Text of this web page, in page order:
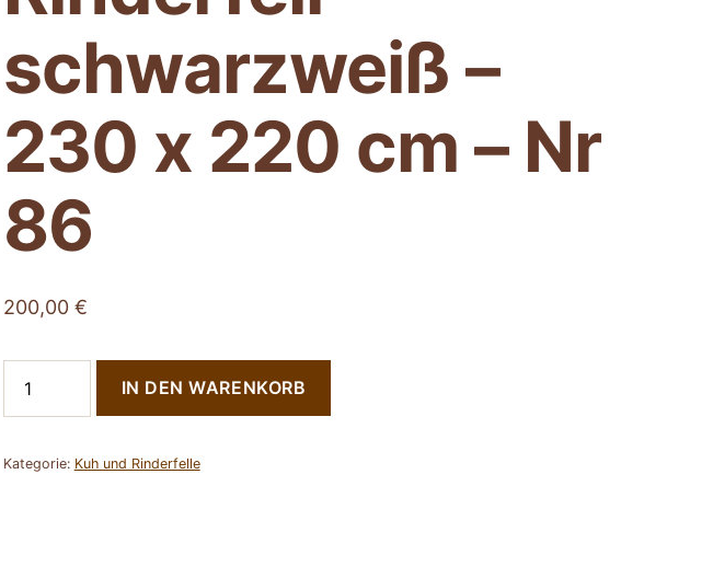
schwarzweiß –
230 x 220 cm – Nr
86
200,00 €
gegerbtes
Rinderfell
schwarzweiß
IN DEN WARENKORB
Kategorie: Kuh und Rinderfelle